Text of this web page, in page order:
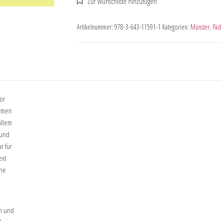
Artikelnummer: 978-3-643-11591-1 Kategorien: Münster,
für
und